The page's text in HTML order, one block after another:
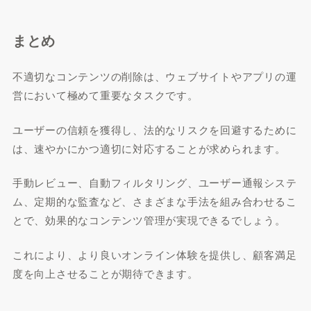
まとめ
不適切なコンテンツの削除は、ウェブサイトやアプリの運
営において極めて重要なタスクです。
ユーザーの信頼を獲得し、法的なリスクを回避するために
は、速やかにかつ適切に対応することが求められます。
手動レビュー、自動フィルタリング、ユーザー通報システ
ム、定期的な監査など、さまざまな手法を組み合わせるこ
とで、効果的なコンテンツ管理が実現できるでしょう。
これにより、より良いオンライン体験を提供し、顧客満足
度を向上させることが期待できます。